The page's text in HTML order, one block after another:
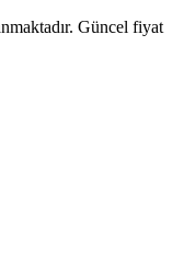
Güncel fiyat